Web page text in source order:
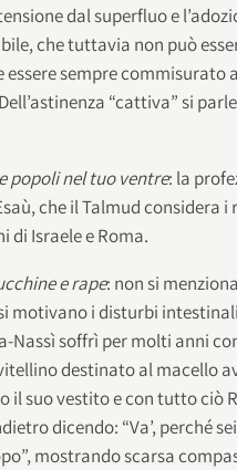
dal superfluo e
che tuttavia non può
essere sempre commisurato
“cattiva” si
popoli nel tuo ventre: la
che il Talmud considera
di Israele e Roma.
e rape: non si
si motivano i disturbi
Nassì soffrì per molti anni
destinato al macello
il suo vestito e con tutto ciò
dicendo: “Va’, perché
mostrando scarsa